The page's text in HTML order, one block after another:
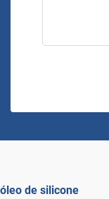
óleo de silicone